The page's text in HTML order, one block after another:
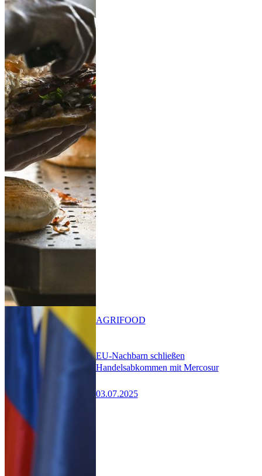
EU-Nachbarn schließen
Handelsabkommen mit Mercosur
03.07.2025
AGRIFOOD